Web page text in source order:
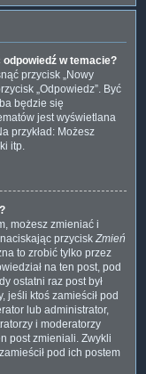
w temacie?
przycisk „Nowy
„Odpowiedz”. Być
będzie się
jest wyświetlana
przykład: Możesz
itp.
możesz zmieniać i
przycisk Zmień
to zrobić tylko przez
na ten post, pod
ostatni raz post był
jeśli ktoś zamieścił pod
lub administrator,
i moderatorzy
post zmieniali. Zwykli
pod ich postem